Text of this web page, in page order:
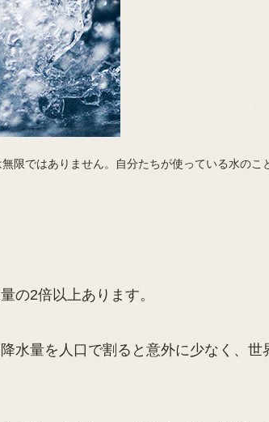
限ではありません。自分たちが使っている水のこ
の2倍以上あります。
水量を人口で割ると意外に少なく、世